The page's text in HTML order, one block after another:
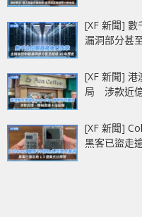
[XF 新聞]
漏洞部分甚
[XF 新聞] 港
局 涉款近
[XF 新聞]
黑客已盜走